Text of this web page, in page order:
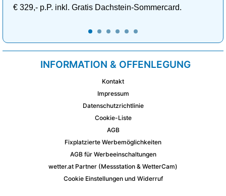
€ 329,- p.P. inkl. Gratis Dachstein-Sommercard.
INFORMATION & OFFENLEGUNG
Kontakt
Impressum
Datenschutzrichtlinie
Cookie-Liste
AGB
Fixplatzierte Werbemöglichkeiten
AGB für Werbeeinschaltungen
wetter.at Partner (Messstation & WetterCam)
Cookie Einstellungen und Widerruf